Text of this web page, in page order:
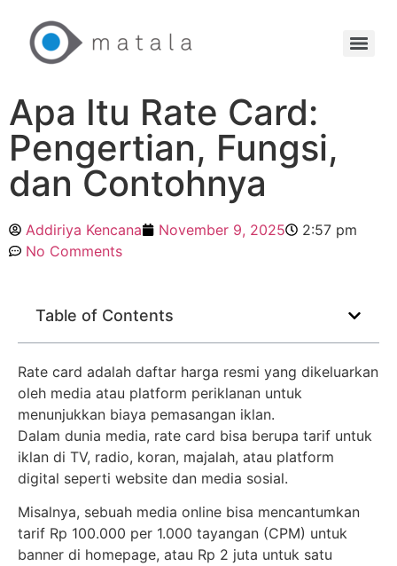
Apa Itu Rate Card:
Pengertian, Fungsi,
dan Contohnya
Addiriya Kencana November 9, 2025
2:57 pm
No Comments
Table of Contents
Rate card adalah daftar harga resmi yang dikeluarkan
oleh media atau platform periklanan untuk
menunjukkan biaya pemasangan iklan.
Dalam dunia media, rate card bisa berupa tarif untuk
iklan di TV, radio, koran, majalah, atau platform
digital seperti website dan media sosial.
Misalnya, sebuah media online bisa mencantumkan
tarif Rp 100.000 per 1.000 tayangan (CPM) untuk
banner di homepage, atau Rp 2 juta untuk satu